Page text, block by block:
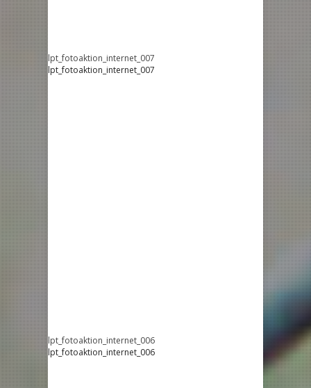
lpt_fotoaktion_internet_007
lpt_fotoaktion_internet_007
lpt_fotoaktion_internet_006
lpt_fotoaktion_internet_006